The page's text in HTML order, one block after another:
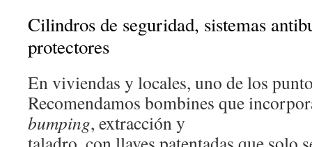
Cilindros de seguridad, sistemas
protectores
En viviendas y locales, uno de los
Recomendamos bombines que
bumping, extracción y